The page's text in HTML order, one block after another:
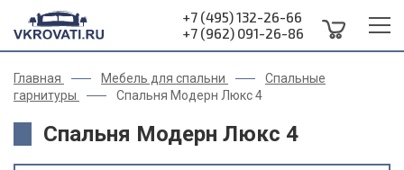
+7 (495) 132-26-66
+7 (962) 091-26-86
Главная Мебель для спальни
Спальные
гарнитуры
Спальня Модерн Люкс 4
Спальня Модерн Люкс 4